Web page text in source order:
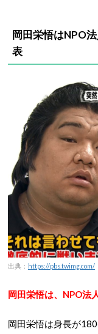
岡田栄悟はNPO
表
出典： https://pbs.twimg.com/
岡田栄悟は、NPO法
岡田栄悟は身長が